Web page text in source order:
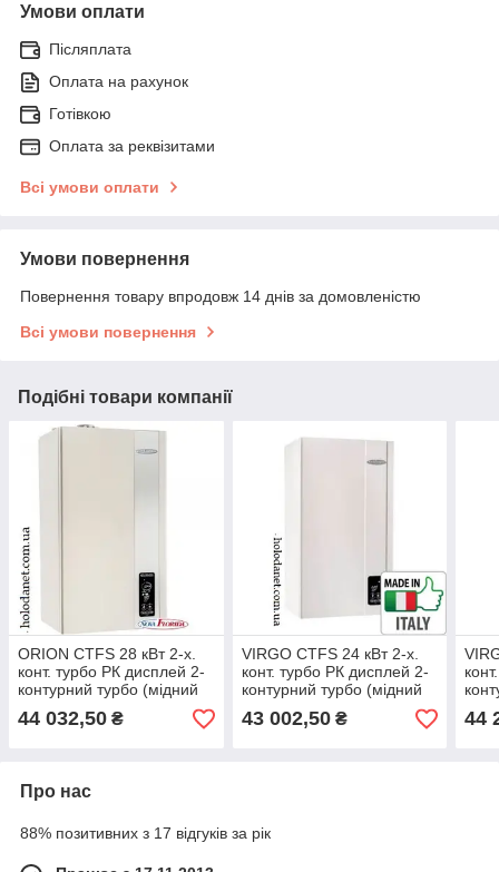
Умови оплати
Післяплата
Оплата на рахунок
Готівкою
Оплата за реквізитами
Всі умови оплати
Умови повернення
Повернення товару впродовж 14 днів за домовленістю
Всі умови повернення
Подібні товари компанії
ORION CTFS 28 кВт 2-х.
конт. турбо РК дисплей 2-
контурний турбо (мідний
ТО) настінний газовий
котел
44 032,50 ₴
VIRGO CTFS 24 кВт 2-х.
конт. турбо РК дисплей 2-
контурний турбо (мідний
ТО) настінний газовий
котел
43 002,50₴
ТО)
44
Про нас
88% позитивних з 17 відгуків за рік